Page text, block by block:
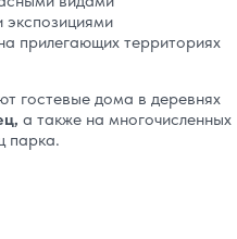
прилегающих территориях
гостевые дома в деревнях
а также на многочисленных
парка.